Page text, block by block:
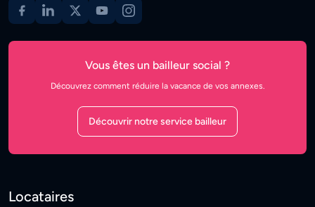
Vous êtes un bailleur social ?
Découvrez comment réduire la vacance de vos annexes.
Découvrir notre service bailleur
Locataires